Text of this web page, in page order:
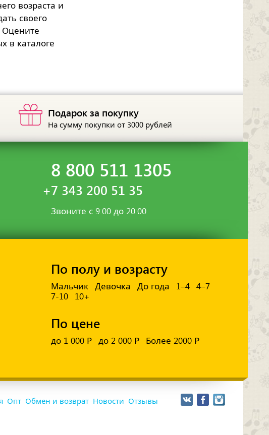
возраста и
своего
Оцените
в каталоге
Подарок за покупку
На сумму покупкиот 3000 рублей
8 800 511 1305
+7 343 200 51 35
Звоните с 9:00 до 20:00
По полу и возрасту
Мальчик Девочка До года 1–4
4–7
7-10
10+
По цене
до 1 000 Р до 2 000 Р Более 2000 Р
Опт Обмен и возврат Новости Отзывы